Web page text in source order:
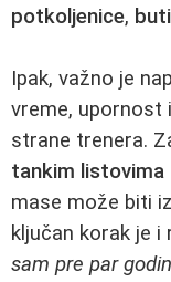
potkoljenice,
Ipak, važno je
vreme, upornost
strane trenera.
tankim listovima
mase može biti
ključan korak je i
sam pre par